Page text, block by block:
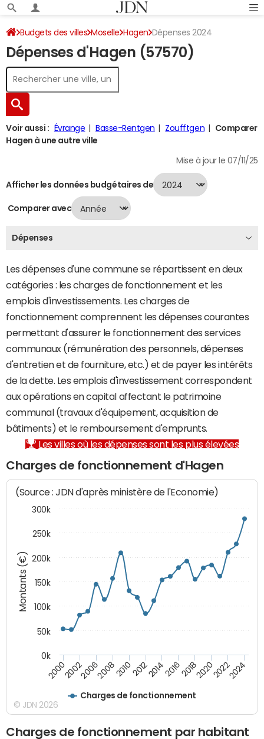
Budgets des villes Moselle Hagen Dépenses 2024
Dépenses d'Hagen (57570)
Voir aussi : Évrange Basse-Rentgen Zoufftgen
Comparer
Hagen à une autre ville
Mise à jour le 07/11/25
Afficher les données budgétaires de
Comparer avec
Dépenses
Les dépenses d'une commune se répartissent en deux
catégories : les charges de fonctionnement et les
emplois d'investissements. Les charges de
fonctionnement comprennent les dépenses courantes
permettant d'assurer le fonctionnement des services
communaux (rémunération des personnels, dépenses
d'entretien et de fourniture, etc.) et de payer les intérêts
de la dette. Les emplois d'investissement correspondent
aux opérations en capital affectant le patrimoine
communal (travaux d'équipement, acquisition de
bâtiments) et le remboursement d'emprunts.
Les villes où les dépenses sont les plus élevées
Charges de fonctionnement d'Hagen
Montants (€)
(Source : JDN d'après ministère de l'Economie)
Charges de fonctionnement
200020022006200820102012201420162018202020222024
0k
50k
100k
150k
200k
250k
300k
© JDN 2026
Charges de fonctionnement par habitant